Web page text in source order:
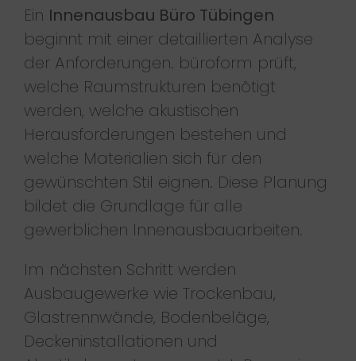
Ein Innenausbau Büro Tübingen
beginnt mit einer detaillierten Analyse
der Anforderungen. büroform prüft,
welche Raumstrukturen benötigt
werden, welche akustischen
Herausforderungen bestehen und
welche Materialien sich für den
gewünschten Stil eignen. Diese Planung
bildet die Grundlage für alle
gewerblichen Innenausbauarbeiten.
Im nächsten Schritt werden
Ausbaugewerke wie Trockenbau,
Glastrennwände, Bodenbeläge,
Deckeninstallationen und